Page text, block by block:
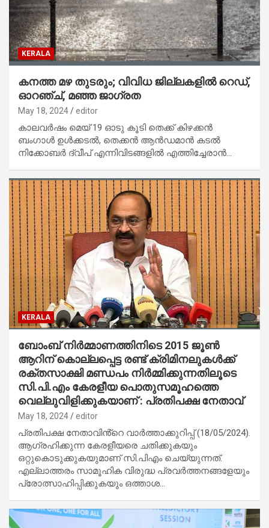
KERALA
കനത്ത മഴ തുടരും; വിവിധ ജില്ലകളിൽ റെഡ്,
ഓറഞ്ച്, മഞ്ഞ ജാഗ്രത
May 18, 2024 editor
കാലവർഷം മെയ്‌ 19 ഓടു കൂടി തെക്ക് കിഴക്കൻ
ബംഗാൾ ഉൾക്കടൽ, തെക്കൻ ആൻഡമാൻ കടൽ
നിക്കോബർ ദ്വീപ് എന്നിവിടങ്ങളിൽ എത്തിച്ചേരാൻ…
KERALA
ബോംബ് നിർമ്മാണത്തിനിടെ 2015 ജൂൺ
ആറിന് കൊല്ലപ്പെട്ട രണ്ട് ക്രിമിനലുകൾക്ക്
രക്തസാക്ഷി മണ്ഡപം നിർമ്മിക്കുന്നതിലൂടെ
സി.പി.എം കേരളീയ പൊതുസമൂഹത്തെ
വെല്ലുവിളിക്കുകയാണ് : പ്രതിപക്ഷ നേതാവ്
May 18, 2024 editor
പ്രതിപക്ഷ നേതാവിൻ്റെ വാർത്താക്കുറിപ്പ് (18/05/2024).
ആഗ്രഹിക്കുന്ന കേരളീയരെ ചതിക്കുകയും
ഒറ്റുകൊടുക്കുകയുമാണ് സി.പിഎം ചെയ്യുന്നത്.
എല്ലാത്തരം സാമൂഹിക വിരുദ്ധ പ്രവർത്തനങ്ങളേയും
പ്രോത്സാഹിപ്പിക്കുകയും ഒത്താശ…